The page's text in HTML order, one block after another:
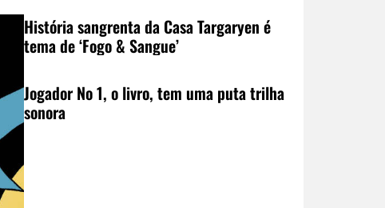
História sangrenta da Casa Targaryen é
tema de ‘Fogo & Sangue’
Jogador No 1, o livro, tem uma puta trilha
sonora